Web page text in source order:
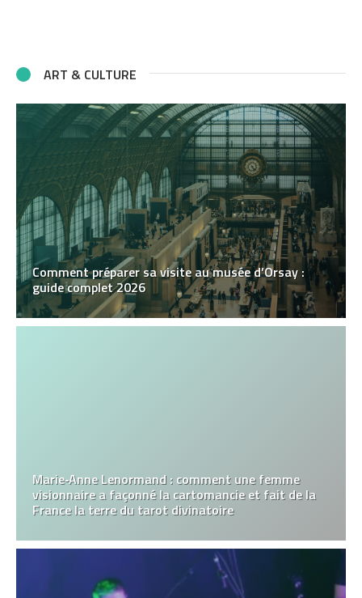
ART & CULTURE
Comment préparer sa visite au musée d’Orsay :
guide complet 2026
Marie‑Anne Lenormand : comment une femme
visionnaire a façonné la cartomancie et fait de la
France la terre du tarot divinatoire